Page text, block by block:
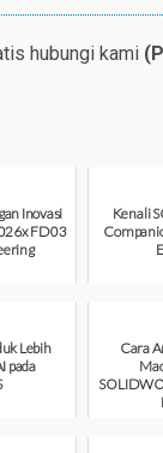
hubungi kami
Inovasi
FD03
Kenali
Lebih
pada
Cara